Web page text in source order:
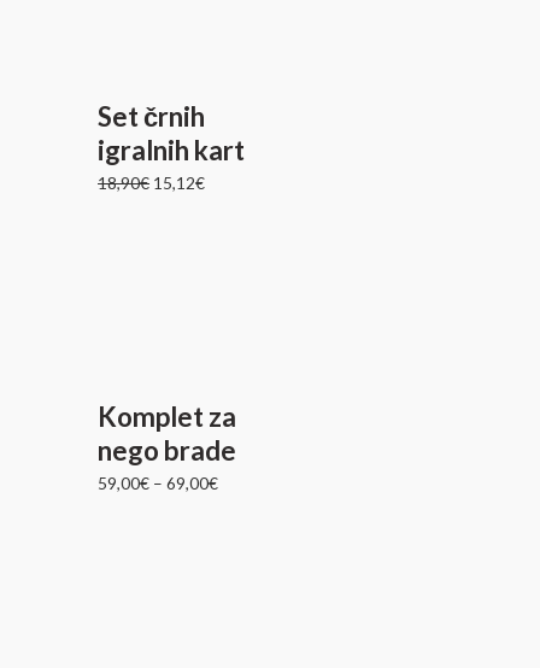
Set črnih
igralnih kart
18,90€ 15,12€
Komplet za
nego brade
59,00€ –69,00€